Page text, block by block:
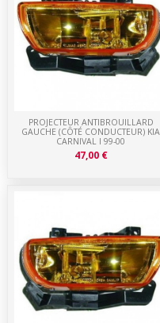
PROJECTEUR ANTIBROUILLARD
GAUCHE (CÔTÉ CONDUCTEUR) KIA
CARNIVAL I 99-00
47,00 €